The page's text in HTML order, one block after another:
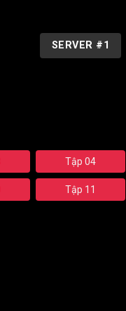
SERVER #1
Tập 04
Tập 11